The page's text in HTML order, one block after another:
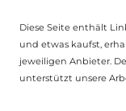
Diese Seite enthält
und etwas kaufst,
jeweiligen Anbieter.
unterstützt unsere